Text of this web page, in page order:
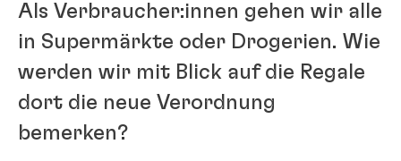
Als Verbraucher:innen gehen wir alle
in Supermärkte oder Drogerien. Wie
werden wir mit Blick auf die Regale
dort die neue Verordnung
bemerken?